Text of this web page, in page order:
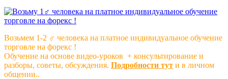
Возьмем 1-2 ‍♂️ человека на платное индивидуальное обучение
торговле на форекс !
Обучение на основе видео-уроков ️ + консультирование и
разборы, советы, обсуждения. Подробности тут и в личном
общении..